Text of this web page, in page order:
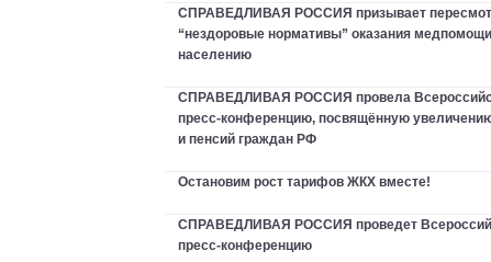
СПРАВЕДЛИВАЯ РОССИЯ призывает
“нездоровые нормативы” оказания медпомощи
населению
СПРАВЕДЛИВАЯ РОССИЯ провела
пресс-конференцию, посвящённую
и пенсий граждан РФ
Остановим рост тарифов ЖКХ вместе!
СПРАВЕДЛИВАЯ РОССИЯ проведет
пресс-конференцию